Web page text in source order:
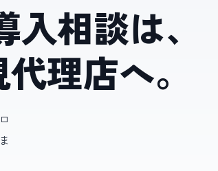
相談は、
理店へ。